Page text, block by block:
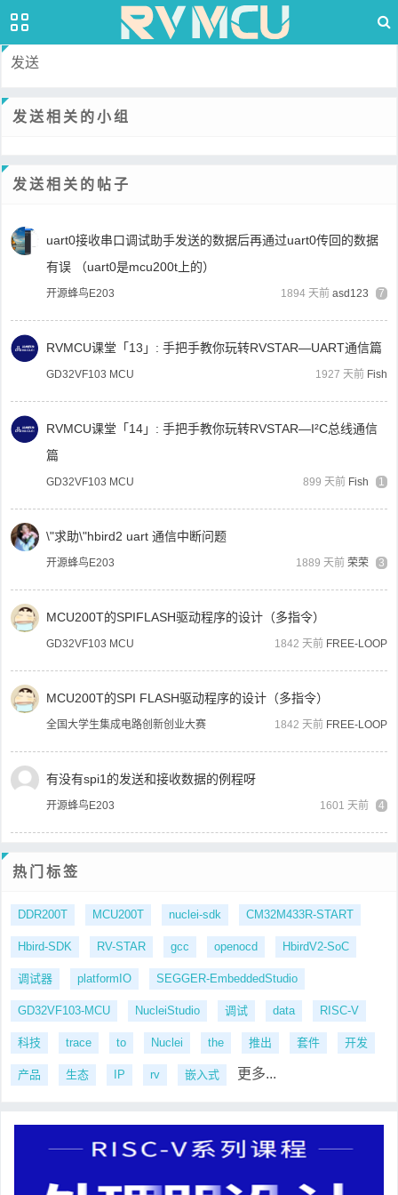
发送
发送相关的小组
发送相关的帖子
uart0接收串口调试助手发送的数据后再通过uart0传回的数据
有误 （uart0是mcu200t上的）
开源蜂鸟E203 1894 天前 asd123 7
RVMCU课堂「13」: 手把手教你玩转RVSTAR—UART通信篇
GD32VF103 MCU 1927 天前 Fish
RVMCU课堂「14」: 手把手教你玩转RVSTAR—I²C总线通信
篇
GD32VF103 MCU 899 天前 Fish 1
\"求助\"hbird2 uart 通信中断问题
开源蜂鸟E203 1889 天前 荣荣 3
MCU200T的SPIFLASH驱动程序的设计（多指令）
GD32VF103 MCU 1842 天前 FREE-LOOP
MCU200T的SPI FLASH驱动程序的设计（多指令）
全国大学生集成电路创新创业大赛 1842 天前 FREE-LOOP
有没有spi1的发送和接收数据的例程呀
开源蜂鸟E203 1601 天前 4
热门标签
DDR200T MCU200T nuclei-sdk CM32M433R-START
Hbird-SDK RV-STAR gcc openocd HbirdV2-SoC
调试器 platformIO SEGGER-EmbeddedStudio
GD32VF103-MCU NucleiStudio 调试 data RISC-V
科技 trace to Nuclei the 推出 套件 开发
产品 生态 IP rv 嵌入式 更多...